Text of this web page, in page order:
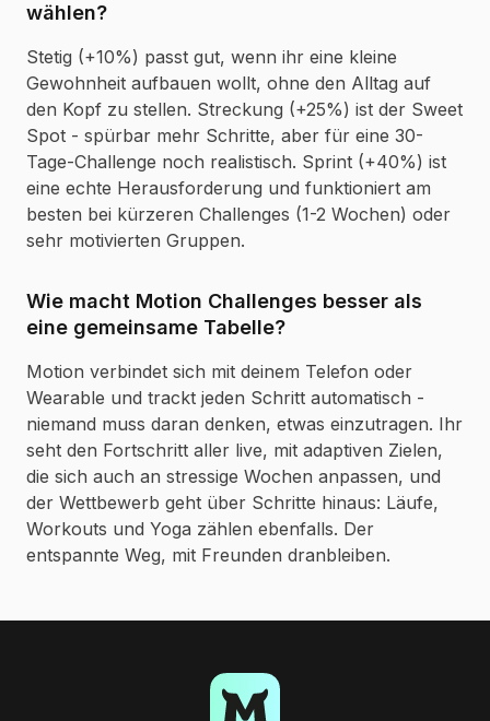
wählen?
Stetig (+10%) passt gut, wenn ihr eine kleine
Gewohnheit aufbauen wollt, ohne den Alltag auf
den Kopf zu stellen. Streckung (+25%) ist der Sweet
Spot - spürbar mehr Schritte, aber für eine 30-
Tage-Challenge noch realistisch. Sprint (+40%) ist
eine echte Herausforderung und funktioniert am
besten bei kürzeren Challenges (1-2 Wochen) oder
sehr motivierten Gruppen.
Wie macht Motion Challenges besser als
eine gemeinsame Tabelle?
Motion verbindet sich mit deinem Telefon oder
Wearable und trackt jeden Schritt automatisch -
niemand muss daran denken, etwas einzutragen. Ihr
seht den Fortschritt aller live, mit adaptiven Zielen,
die sich auch an stressige Wochen anpassen, und
der Wettbewerb geht über Schritte hinaus: Läufe,
Workouts und Yoga zählen ebenfalls. Der
entspannte Weg, mit Freunden dranbleiben.